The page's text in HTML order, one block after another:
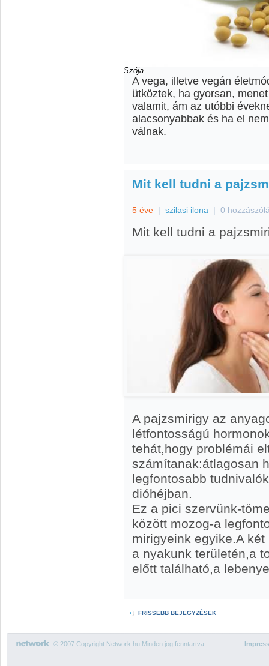
Szója
A vega, illetve vegán
ütköztek, ha gyorsan,
valamit, ám az utóbbi
alacsonyabbak és ha el
válnak.
Mit kell tudni a
5 éve | szilasi ilona | 0
Mit kell tudni a
A pajzsmirigy az
létfontosságú
tehát,hogy problémái
számítanak:átlagosan
legfontosabb
dióhéjban.
Ez a pici szervünk-
között mozog-a
mirigyeink egyike.A
a nyakunk területén,a
előtt található,a
FRISSEBB BEJEGYZÉSEK
© 2007 Copyright Network.hu Minden jog fenntartva.